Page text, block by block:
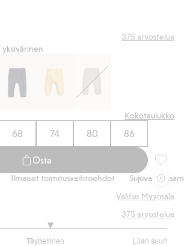
luokitus: 375 arvostelua
Kokotaulukko
68 74 80 86
Osta
Ilmaiset toimitusvaihtoehdot
Sujuva
Valitse Myymälä
Täydellinen Liian suuri
375 arvostelua